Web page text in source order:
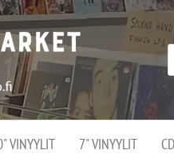
Stupido
Market –
verkossa
ja
kivijalassa
Stupido Market on
vaihtoehtomusaan
erikoistunut
verkko- sekä
kivijalkakauppa
Helsingissä
Kallion
VINYYLIT 7" VINYYLIT CD